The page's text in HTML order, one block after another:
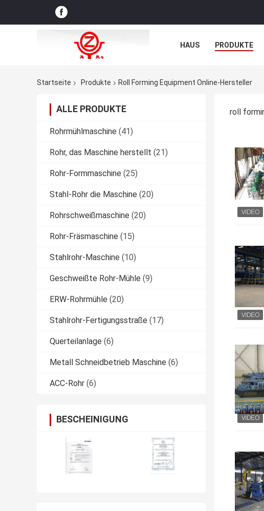
HAUS PRODUKTE
Startseite
Produkte Roll Forming Equipment Online-Hersteller
ALLE PRODUKTE
Rohrmühlmaschine (41)
Rohr, das Maschine herstellt (21)
Rohr-Formmaschine (25)
Stahl-Rohr die Maschine (20)
Rohrschweißmaschine (20)
Rohr-Fräsmaschine (15)
Stahlrohr-Maschine (10)
Geschweißte Rohr-Mühle (9)
ERW-Rohrmühle (20)
Stahlrohr-Fertigungsstraße (17)
Querteilanlage (6)
Metall Schneidbetrieb Maschine (6)
ACC-Rohr (6)
BESCHEINIGUNG
roll